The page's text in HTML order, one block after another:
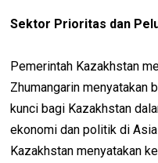
Sektor Prioritas dan
Pemerintah Kazakhstan
Zhumangarin menyatakan
kunci bagi Kazakhstan
ekonomi dan politik di
Kazakhstan menyatakan